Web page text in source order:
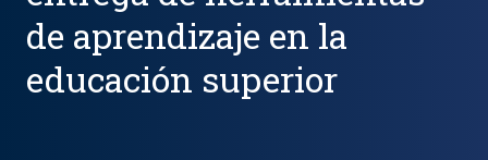
de aprendizaje en la
educación superior